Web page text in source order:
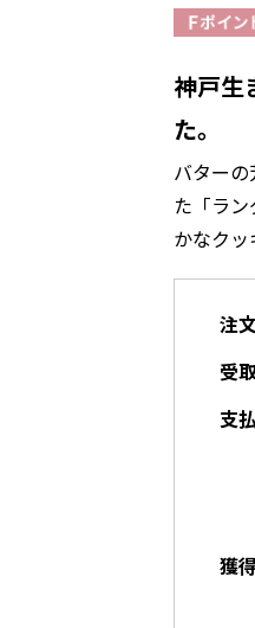
神戸生
た。
バター
た「ラ
かなクッ
注
受
支
獲